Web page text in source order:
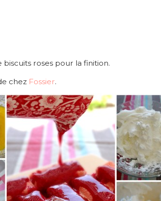
roses pour la finition.
chez Fossier.